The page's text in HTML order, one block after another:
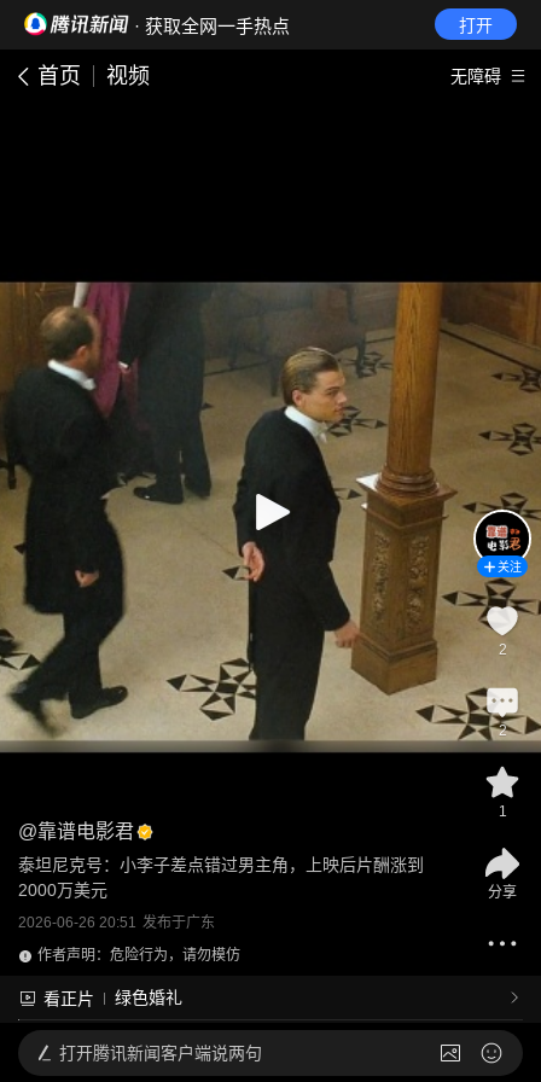
· 获取全网一手热点 打开
首页 视频 无障碍
@靠谱电影君
泰坦尼克号：小李子差点错过男主角，上映后片酬涨到
2000万美元
2026-06-26 20:51 发布于广东
作者声明：危险行为，请勿模仿
看正片 绿色婚礼
关注
2
2
1
分享
打开腾讯新闻客户端说两句